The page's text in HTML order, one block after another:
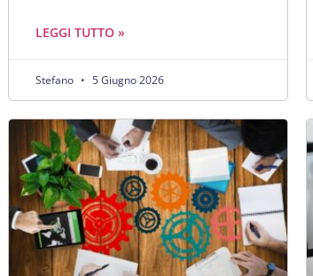
LEGGI TUTTO »
Stefano 5 Giugno 2026